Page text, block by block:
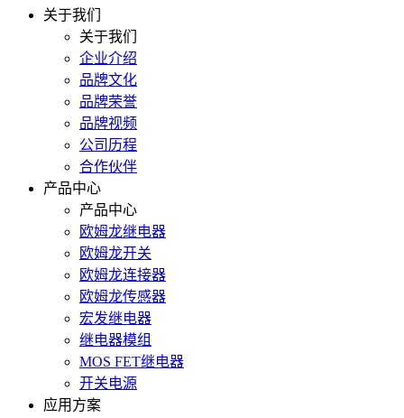
关于我们
关于我们
企业介绍
品牌文化
品牌荣誉
品牌视频
公司历程
合作伙伴
产品中心
产品中心
欧姆龙继电器
欧姆龙开关
欧姆龙连接器
欧姆龙传感器
宏发继电器
继电器模组
MOS FET继电器
开关电源
应用方案